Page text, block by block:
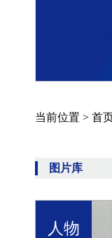
当前位置 > 首
图片库
人物